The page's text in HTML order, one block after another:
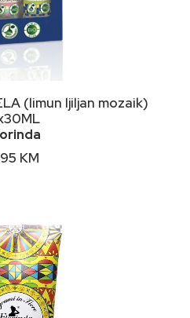
U KORPU
(limun ljiljan mozaik)
KM